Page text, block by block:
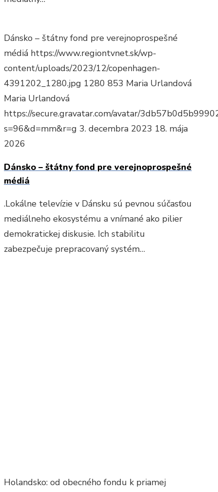
Dánsko – štátny fond pre verejnoprospešné
médiá https://www.regiontvnet.sk/wp-
content/uploads/2023/12/copenhagen-
4391202_1280.jpg 1280 853 Maria Urlandová
Maria Urlandová
https://secure.gravatar.com/avatar/
s=96&d=mm&r=g 3. decembra 2023 18. mája
2026
Dánsko – štátny fond pre verejnoprospešné
médiá
.Lokálne televízie v Dánsku sú pevnou súčasťou
mediálneho ekosystému a vnímané ako pilier
demokratickej diskusie. Ich stabilitu
zabezpečuje prepracovaný systém…
Holandsko: od obecného fondu k priamej